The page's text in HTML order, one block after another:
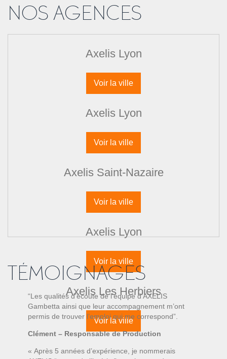
NOS AGENCES
Axelis Lyon
Voir la ville
Axelis Lyon
Voir la ville
Axelis Saint-Nazaire
Voir la ville
Axelis Lyon
Voir la ville
Axelis Les Herbiers
Voir la ville
TÉMOIGNAGES
“Les qualités d’écoute de l’équipe d’AXELIS
Gambetta ainsi que leur accompagnement m’ont
permis de trouver l’emploi qui me correspond”.
Clément – Responsable de Production
« Après 5 années d’expérience, je nommerais